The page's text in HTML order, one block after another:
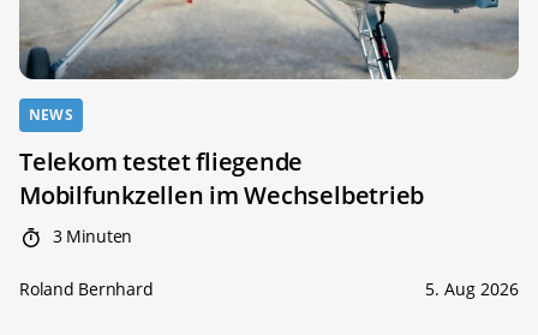
NEWS
Telekom testet fliegende
Mobilfunkzellen im Wechselbetrieb
3 Minuten
Roland Bernhard 5. Aug 2026